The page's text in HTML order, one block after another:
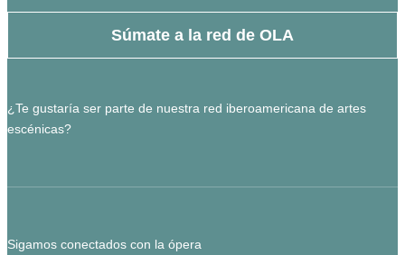
Súmate a la red de OLA
¿Te gustaría ser parte de nuestra red iberoamericana de artes
escénicas?
Sigamos conectados con la ópera